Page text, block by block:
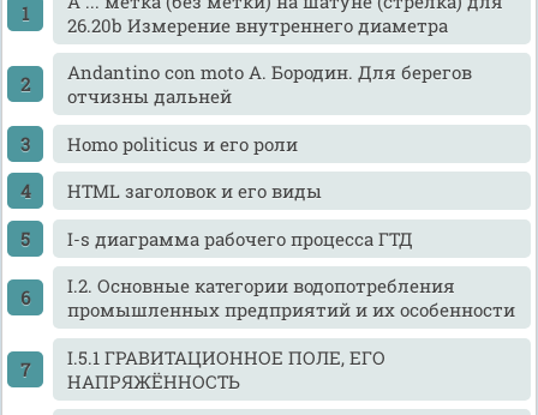
26.20b Измерение внутреннего диаметра
Andantino con moto А. Бородин. Для берегов
отчизны дальней
Homo politicus и его роли
HTML заголовок и его виды
I-s диаграмма рабочего процесса ГТД
I.2. Основные категории водопотребления
промышленных предприятий и их особенности
I.5.1 ГРАВИТАЦИОННОЕ ПОЛЕ, ЕГО
НАПРЯЖЁННОСТЬ